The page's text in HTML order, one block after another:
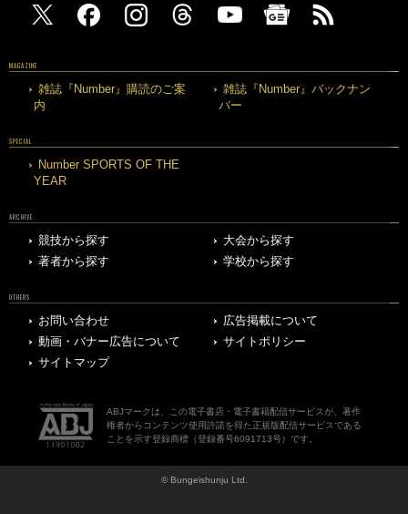
MAGAZINE
雑誌『Number』購読のご案
内
雑誌『Number』バックナン
バー
SPECIAL
Number SPORTS OF THE
YEAR
ARCHIVE
競技から探す
大会から探す
著者から探す
学校から探す
OTHERS
お問い合わせ
広告掲載について
動画・バナー広告について
サイトポリシー
サイトマップ
ABJマークは、この電子書店・電子書籍配信サービスが、著作
権者からコンテンツ使用許諾を得た正規版配信サービスである
ことを示す登録商標（登録番号6091713号）です。
© Bungeishunju Ltd.